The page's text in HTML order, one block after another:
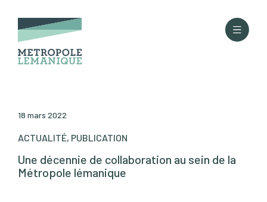
18 mars 2022
ACTUALITÉ, PUBLICATION
Une décennie de collaboration au sein de la
Métropole lémanique